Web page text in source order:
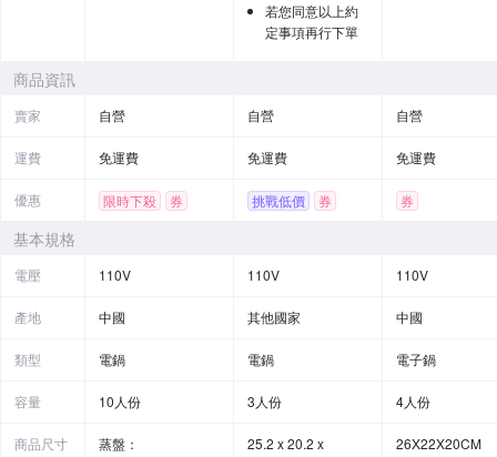
若您同意以上約
定事項再行下單
商品資訊
賣家 自營 自營 自營
運費 免運費 免運費 免運費
優惠 限時下殺 券 挑戰低價 券 券
基本規格
電壓 110V 110V 110V
產地 中國 其他國家 中國
類型 電鍋 電鍋 電子鍋
容量 10人份 3人份 4人份
商品尺寸
蒸盤：
25.2 x 20.2 x
26X22X20CM